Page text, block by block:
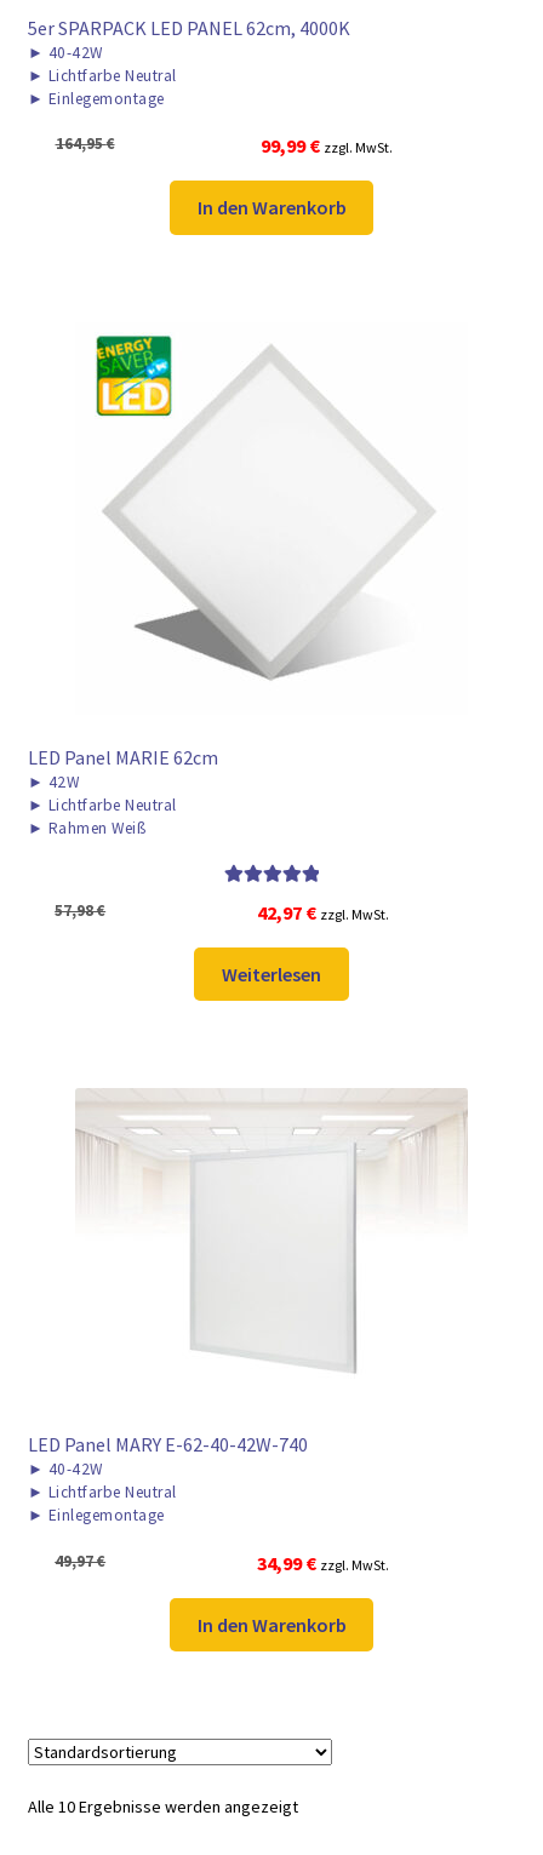
5er SPARPACK LED PANEL 62cm, 4000K
► 40-42W
► Lichtfarbe Neutral
► Einlegemontage
164,95€
Ursprünglicher
Preis
war:
164,95 €
99,99€Aktueller
Preis
ist:
99,99 €.
zzgl. MwSt.
In den Warenkorb
LED Panel MARIE 62cm
► 42W
► Lichtfarbe Neutral
► Rahmen Weiß
von 5
57,98€
Ursprünglicher
war:
57,98 €
42,97 €Aktueller
ist:
42,97 €.
zzgl. MwSt.
Weiterlesen
LED Panel MARY E-62-40-42W-740
► 40-42W
► Lichtfarbe Neutral
► Einlegemontage
49,97€
Ursprünglicher
war:
49,97 €
34,99€Aktueller
ist:
34,99 €.
zzgl. MwSt.
In den Warenkorb
Alle 10 Ergebnisse werden angezeigt